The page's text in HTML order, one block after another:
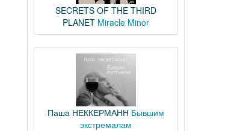
SECRETS OF THE THIRD
PLANET Miracle Minor
Паша НЕККЕРМАНН Бывшим
экстремалам